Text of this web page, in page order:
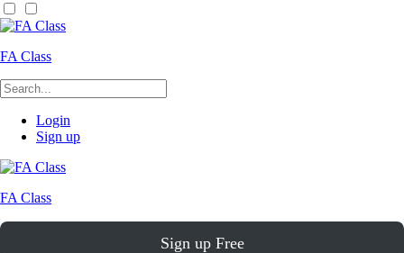
FA Class
Login
Sign up
FA Class
Sign up Free